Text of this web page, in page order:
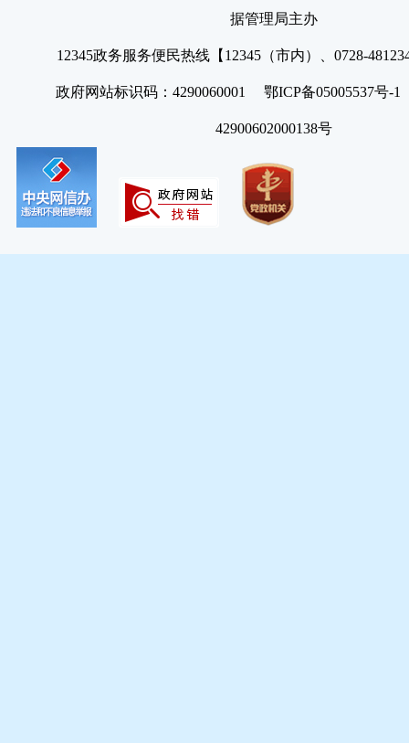
据管理局主办
12345政务服务便民热线【12345（市内）、0728-
政府网站标识码：4290060001 鄂ICP备05005537号
42900602000138号